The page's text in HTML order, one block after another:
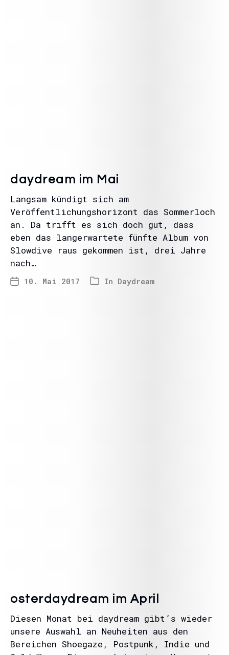
daydream im Mai
Langsam kündigt sich am
Veröffentlichungshorizont das Sommerloch
an. Da trifft es sich doch gut, dass
eben das langerwartete fünfte Album von
Slowdive raus gekommen ist, drei Jahre
nach…
10. Mai 2017 In Daydream
osterdaydream im April
Diesen Monat bei daydream gibt’s wieder
unsere Auswahl an Neuheiten aus den
Bereichen Shoegaze, Postpunk, Indie und